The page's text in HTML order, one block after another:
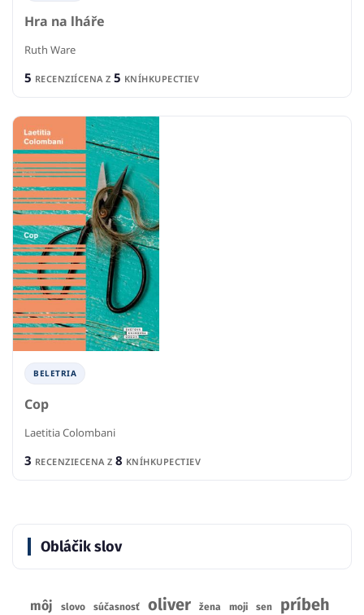
Hra na lháře
Ruth Ware
5 RECENZIÍCENA Z 5 KNÍHKUPECTIEV
BELETRIA
Cop
Laetitia Colombani
3 RECENZIECENA Z 8 KNÍHKUPECTIEV
Obláčik slov
môj slovo súčasnosť oliver žena moji sen príbeh